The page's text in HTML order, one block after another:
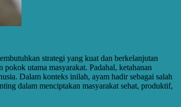
strategi yang kuat dan berkelanjutan
utama masyarakat. Padahal, ketahanan
Dalam konteks inilah, ayam hadir sebagai salah
dalam menciptakan masyarakat sehat, produktif,